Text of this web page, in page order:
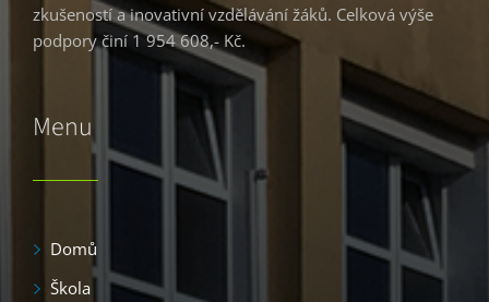
zkušeností a inovativní vzdělávání žáků. Celková výše
podpory činí 1 954 608,- Kč.
Menu
Domů
Škola